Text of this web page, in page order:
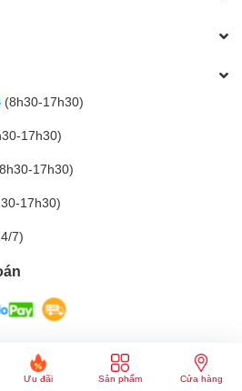
(8h30-17h30)
17h30)
17h30)
17h30)
7)
| Đăng ký kinh doanh số: 0317179268 |
Ưu đãi Sản phẩm Cửa hàng